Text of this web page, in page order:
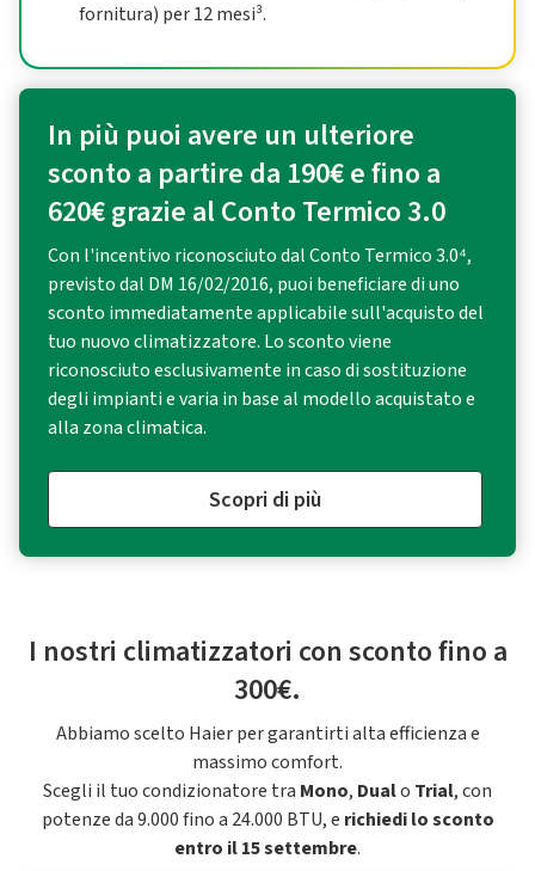
fornitura) per 12 mesi³.
In più puoi avere un ulteriore
sconto a partire da 190€ e fino a
620€ grazie al Conto Termico 3.0
Con l'incentivo riconosciuto dal Conto Termico 3.0⁴,
previsto dal DM 16/02/2016, puoi beneficiare di uno
sconto immediatamente applicabile sull'acquisto del
tuo nuovo climatizzatore. Lo sconto viene
riconosciuto esclusivamente in caso di sostituzione
degli impianti e varia in base al modello acquistato e
alla zona climatica.
Scopri di più
I nostri climatizzatori con sconto fino a
300€.
Abbiamo scelto Haier per garantirti alta efficienza e
massimo comfort.
Scegli il tuo condizionatore tra Mono, Dualo Trial, con
potenze da 9.000 fino a 24.000 BTU, e richiedi lo sconto
entro il 15 settembre.